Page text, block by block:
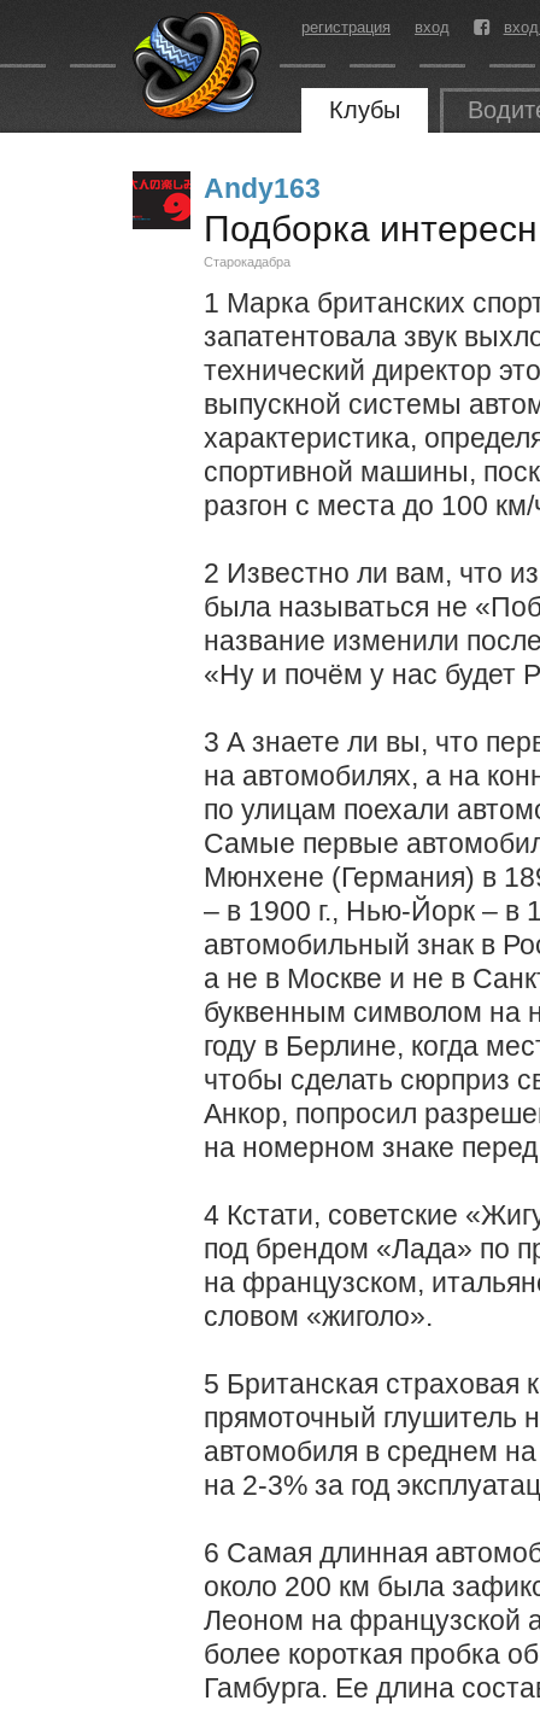
регистрация вход
Клубы
Andy163
Подборка
Старокадабра
1 Марка британских
запатентовала звук
технический директор
выпускной системы
характеристика,
спортивной машины,
разгон с места до 100
2 Известно ли вам, что
была называться не
название изменили
«Ну и почём у нас будет
3 А знаете ли вы, что
на автомобилях, а на
по улицам поехали
Самые первые
Мюнхене (Германия) в
– в 1900 г., Нью-Йорк – в
автомобильный знак в
а не в Москве и не в
буквенным символом на
году в Берлине, когда
чтобы сделать сюрприз
Анкор, попросил
на номерном знаке
4 Кстати, советские
под брендом «Лада» по
на французском,
словом «жиголо».
5 Британская страховая
прямоточный глушитель
автомобиля в среднем
на 2-3% за год
6 Самая длинная
около 200 км была
Леоном на французской
более короткая пробка
Гамбурга. Ее длина